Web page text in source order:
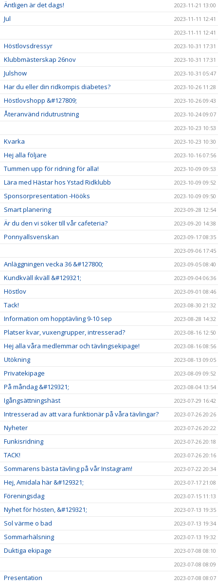
Äntligen är det dags! 2023-11-21 13:00
Jul
2023-11-11 12:41
2023-11-11 12:41
Höstlovsdressyr 2023-10-31 17:31
Klubbmästerskap 26nov 2023-10-31 17:31
Julshow 2023-10-31 05:47
Har du eller din ridkompis diabetes? 2023-10-26 11:28
Höstlovshopp &#127809; 2023-10-26 09:43
Återanvänd ridutrustning
2023-10-24 09:07
2023-10-23 10:53
Kvarka 2023-10-23 10:30
Hej alla följare 2023-10-16 07:56
Tummen upp för ridning för alla! 2023-10-09 09:53
Lära med Hästar hos Ystad Ridklubb 2023-10-09 09:52
Sponsorpresentation -Hööks 2023-10-09 09:50
Smart planering 2023-09-28 12:54
Är du den vi söker till vår cafeteria? 2023-09-20 14:38
Ponnyallsvenskan
2023-09-17 08:35
2023-09-06 17:45
Anläggningen vecka 36 &#127800; 2023-09-05 08:40
Kundkväll ikväll &#129321; 2023-09-04 06:36
Höstlov 2023-09-01 08:46
Tack! 2023-08-30 21:32
Information om hopptävling 9-10 sep 2023-08-28 14:32
Platser kvar, vuxengrupper, intresserad? 2023-08-16 12:50
Hej alla våra medlemmar och tävlingsekipage! 2023-08-16 08:56
Utökning 2023-08-13 09:05
Privatekipage 2023-08-09 09:52
På måndag &#129321; 2023-08-04 13:54
Igångsättningshäst 2023-07-29 16:42
Intresserad av att vara funktionär på våra tävlingar? 2023-07-26 20:26
Nyheter 2023-07-26 20:22
Funkisridning 2023-07-26 20:18
TACK! 2023-07-26 20:16
Sommarens bästa tävling på vår Instagram! 2023-07-22 20:34
Hej, Amidala här &#129321; 2023-07-17 21:08
Föreningsdag 2023-07-15 11:13
Nyhet för hösten, &#129321; 2023-07-13 19:35
Sol värme o bad 2023-07-13 19:34
Sommarhälsning 2023-07-13 19:32
Duktiga ekipage
2023-07-08 08:10
2023-07-08 08:09
Presentation 2023-07-08 08:07